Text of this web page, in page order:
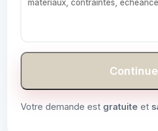
Votre demande est gratuite et